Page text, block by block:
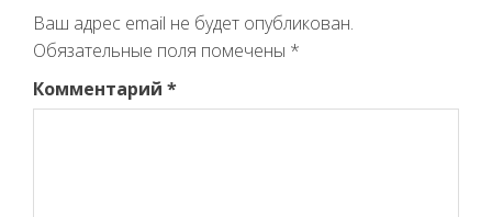
Ваш адрес email не будет опубликован.
Обязательные поля помечены *
Комментарий *